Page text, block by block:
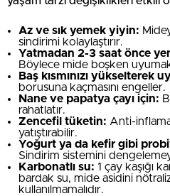
Az ve sık yemek yiyin:
sindirimi kolaylaştırır.
Yatmadan 2-3 saat önce
Böylece mide boşken
Baş kısmınızı yükselterek
borusuna kaçmasını engeller.
Nane ve papatya çayı için:
rahatlatır.
Zencefil tüketin: Anti-
yatıştırabilir.
Yoğurt ya da kefir gibi
Sindirim sistemini
Karbonatlı su: 1 çay kaşığı
bardak su, mide asidini
kullanılmamalıdır.